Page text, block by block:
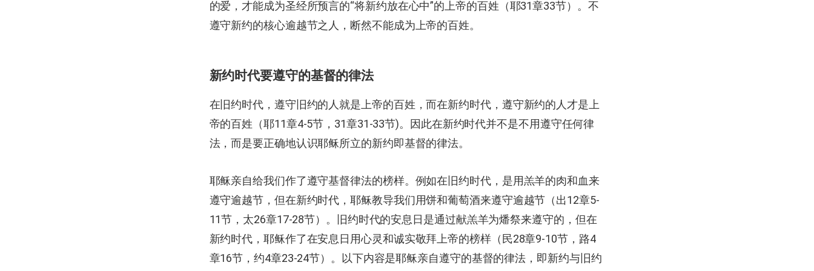
的爱，才能成为圣经所预言的“将新约放在心中”的上帝的百姓（耶31章33节）。不
遵守新约的核心逾越节之人，断然不能成为上帝的百姓。
新约时代要遵守的基督的律法
在旧约时代，遵守旧约的人就是上帝的百姓，而在新约时代，遵守新约的人才是上
帝的百姓（耶11章4-5节，31章31-33节)。因此在新约时代并不是不用遵守任何律
法，而是要正确地认识耶稣所立的新约即基督的律法。
耶稣亲自给我们作了遵守基督律法的榜样。例如在旧约时代，是用羔羊的肉和血来
遵守逾越节，但在新约时代，耶稣教导我们用饼和葡萄酒来遵守逾越节（出12章5-
11节，太26章17-28节）。旧约时代的安息日是通过献羔羊为燔祭来遵守的，但在
新约时代，耶稣作了在安息日用心灵和诚实敬拜上帝的榜样（民28章9-10节，路4
章16节，约4章23-24节）。以下内容是耶稣亲自遵守的基督的律法，即新约与旧约